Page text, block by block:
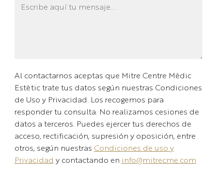
Al contactarnos aceptas que Mitre Centre Mèdic
Estètic trate tus datos según nuestras Condiciones
de Uso y Privacidad. Los recogemos para
responder tu consulta. No realizamos cesiones de
datos a terceros. Puedes ejercer tus derechos de
acceso, rectificación, supresión y oposición, entre
otros, según nuestras Condiciones de uso y
Privacidad y contactando en info@mitrecme.com